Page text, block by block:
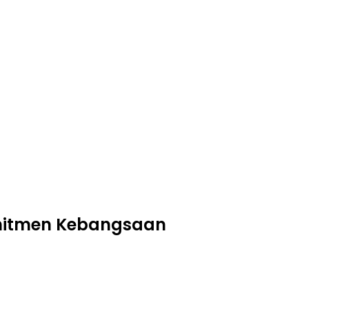
Kebangsaan